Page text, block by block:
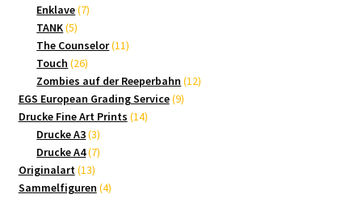
Enklave 77
TANK 55
Produkte
The Counselor 1111
Touch 2626
Produkte
Zombies auf der Reeperbahn 1212
EGS European Grading Service 99
Drucke Fine Art Prints 1414
Drucke A3 33
Produkte
Drucke A4 77
Originalart 1313
Produkte
Sammelfiguren 44